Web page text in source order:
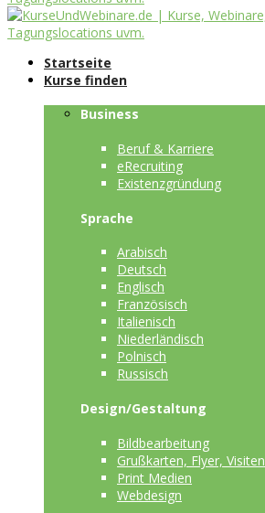
Startseite
Kurse finden
Business
Beruf & Karriere
eRecruiting
Existenzgründung
Sprache
Arabisch
Deutsch
Englisch
Französisch
Italienisch
Niederländisch
Polnisch
Russisch
Design/Gestaltung
Bildbearbeitung
Grußkarten, Flyer,
Print Medien
Webdesign